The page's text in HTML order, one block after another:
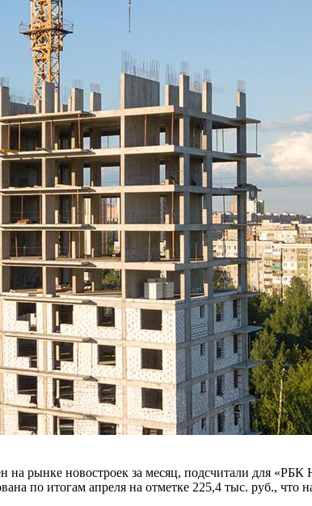
на рынке новостроек за месяц, подсчитали для
по итогам апреля на отметке 225,4 тыс. руб., что